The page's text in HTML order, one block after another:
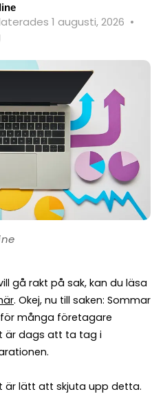
1 augusti, 2026 •
gå rakt på sak, kan du läsa
. Okej, nu till saken: Sommar
för många företagare
är dags att ta tag i
är lätt att skjuta upp detta.